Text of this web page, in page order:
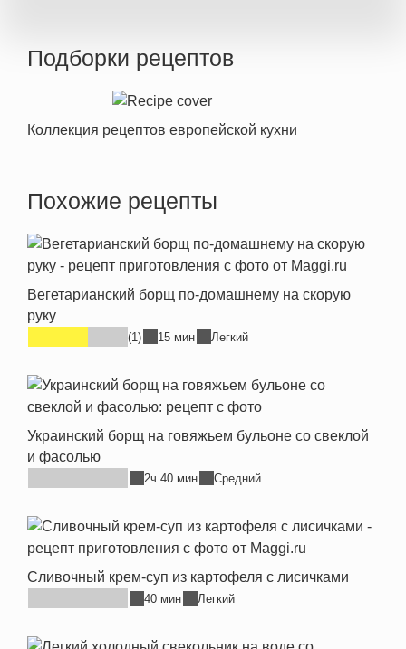
Подборки рецептов
Коллекция рецептов европейской кухни
Похожие рецепты
Вегетарианский борщ по-домашнему на скорую
руку
(1) 15 мин Легкий
Украинский борщ на говяжьем бульоне со свеклой
и фасолью
2ч 40 мин Средний
Сливочный крем-суп из картофеля с лисичками
40 мин Легкий